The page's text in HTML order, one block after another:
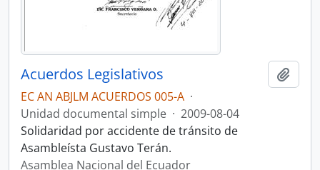
Acuerdos Legislativos
EC AN ABJLM ACUERDOS 005-A ·
Unidad documental simple · 2009-08-04
Solidaridad por accidente de tránsito de
Asambleísta Gustavo Terán.
Asamblea Nacional del Ecuador